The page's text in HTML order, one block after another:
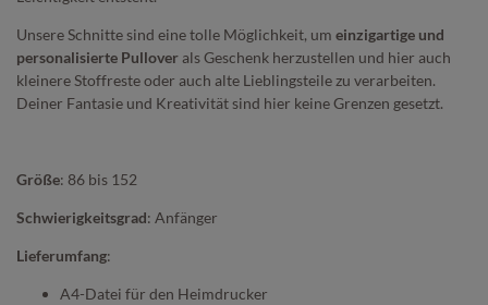
Unsere Schnitte sind eine tolle Möglichkeit, um einzigartige und
personalisierte Pulloverals Geschenk herzustellen und hier auch
kleinere Stoffreste oder auch alte Lieblingsteile zu verarbeiten.
Deiner Fantasie und Kreativität sind hier keine Grenzen gesetzt.
Größe: 86 bis 152
Schwierigkeitsgrad: Anfänger
Lieferumfang:
A4-Datei für den Heimdrucker